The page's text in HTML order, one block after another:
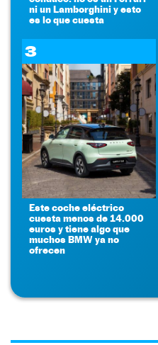
ni un Lamborghini y esto
es lo que cuesta
3
Este coche eléctrico
cuesta menos de 14.000
euros y tiene algo que
muchos BMW ya no
ofrecen